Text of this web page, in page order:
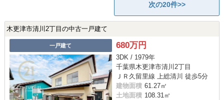
次の20件>>
木更津市清川2丁目の中古一戸建て
一戸建て 680万円
3DK / 1979年
千葉県木更津市清川2丁目
ＪＲ久留里線 上総清川 徒歩5分
建物面積 61.27㎡
土地面積 108.31㎡